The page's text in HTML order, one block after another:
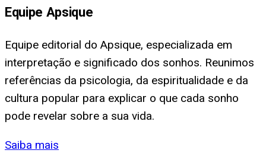
Equipe Apsique
Equipe editorial do Apsique, especializada em
interpretação e significado dos sonhos. Reunimos
referências da psicologia, da espiritualidade e da
cultura popular para explicar o que cada sonho
pode revelar sobre a sua vida.
Saiba mais